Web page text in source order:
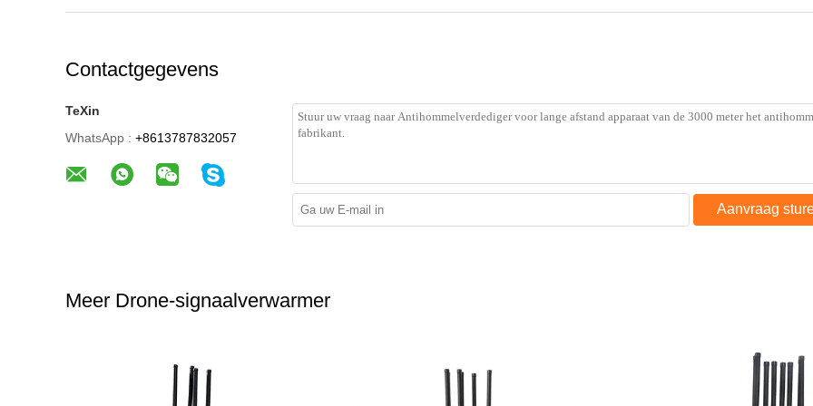
Contactgegevens
TeXin
WhatsApp : +8613787832057
Aanvraag
Meer Drone-signaalverwarmer